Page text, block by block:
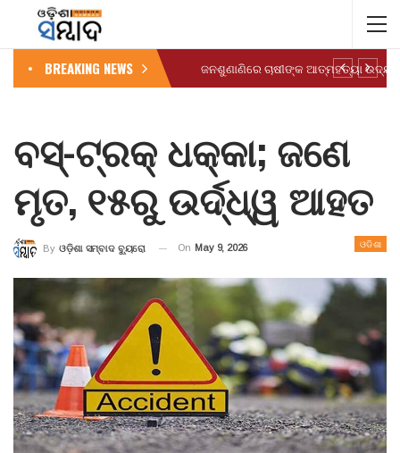
BREAKING NEWS
ବସ୍‌-ଟ୍ରକ୍ ଧକ୍କା; ଜଣେ
ମୃତ, ୧୫ରୁ ଉର୍ଦ୍ଧ୍ୱ ଆହତ
ଓଡିଶା
By ଓଡ଼ିଶା ସମ୍ବାଦ ବ୍ୟୁରୋ On May 9, 2026